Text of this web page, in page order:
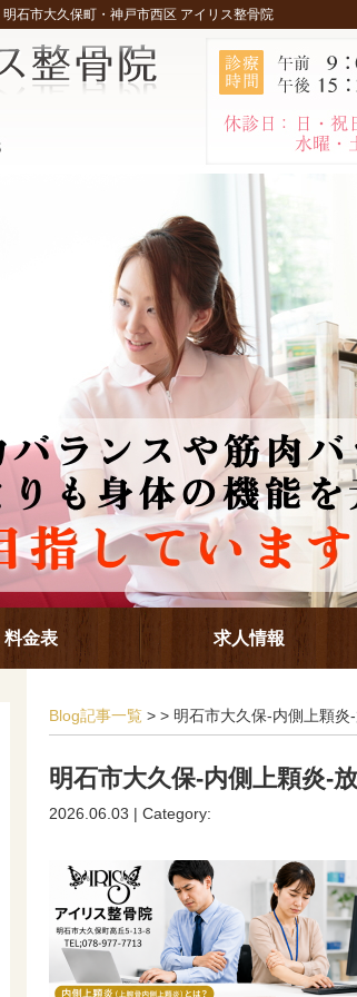
石市大久保町・神戸市西区 アイリス整骨院
料金表 求人情報
Blog記事一覧 > > 明石市大久保-内側上顆炎
明石市大久保-内側上顆炎-
2026.06.03 | Category: